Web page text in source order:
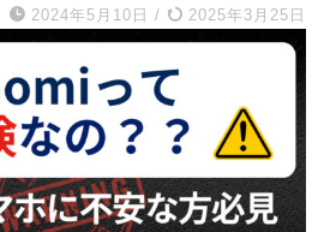
2024年5月10日 / 2025年3月25日